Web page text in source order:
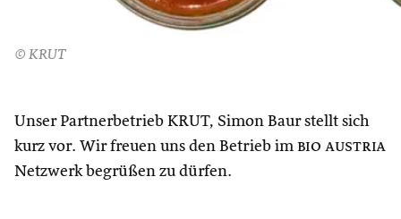
© KRUT
Unser Partnerbetrieb KRUT, Simon Baur stellt sich
kurz vor. Wir freuen uns den Betrieb im bio austria
Netzwerk begrüßen zu dürfen.